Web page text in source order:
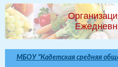
МБОУ "Кадетская средняя